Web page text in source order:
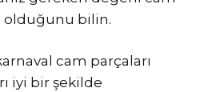
olduğunu bilin.
cam parçaları
iyi bir şekilde